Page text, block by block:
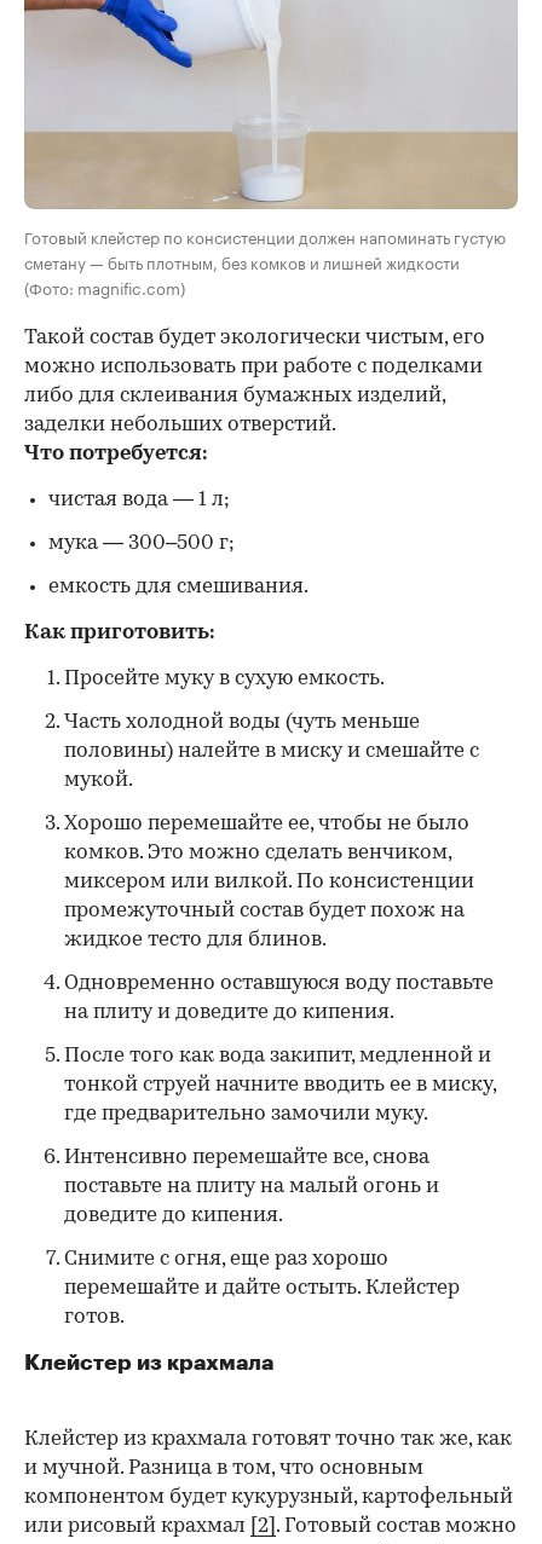
Готовый клейстер по консистенции должен напоминать густую
сметану — быть плотным, без комков и лишней жидкости
(Фото: magnific.com)
Такой состав будет экологически чистым, его
можно использовать при работе с поделками
либо для склеивания бумажных изделий,
заделки небольших отверстий.
Что потребуется:
чистая вода — 1 л;
мука — 300–500 г;
емкость для смешивания.
Как приготовить:
Просейте муку в сухую емкость.
Часть холодной воды (чуть меньше
половины) налейте в миску и смешайте с
мукой.
Хорошо перемешайте ее, чтобы не было
комков. Это можно сделать венчиком,
миксером или вилкой. По консистенции
промежуточный состав будет похож на
жидкое тесто для блинов.
Одновременно оставшуюся воду поставьте
на плиту и доведите до кипения.
После того как вода закипит, медленной и
тонкой струей начните вводить ее в миску,
где предварительно замочили муку.
Интенсивно перемешайте все, снова
поставьте на плиту на малый огонь и
доведите до кипения.
Снимите с огня, еще раз хорошо
перемешайте и дайте остыть. Клейстер
готов.
Клейстер из крахмала
Клейстер из крахмала готовят точно так же, как
и мучной. Разница в том, что основным
компонентом будет кукурузный, картофельный
или рисовый крахмал
[2] . Готовый состав можно